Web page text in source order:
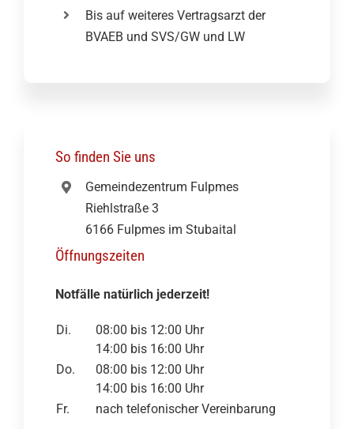
Bis auf weiteres Vertragsarzt der
BVAEB und SVS/GW und LW
So finden Sie uns
Gemeindezentrum Fulpmes
Riehlstraße 3
6166 Fulpmes im Stubaital
Öffnungszeiten
Notfälle natürlich jederzeit!
Di.
08:00 bis 12:00 Uhr
14:00 bis 16:00 Uhr
Do.
08:00 bis 12:00 Uhr
14:00 bis 16:00 Uhr
Fr.
nach telefonischer Vereinbarung